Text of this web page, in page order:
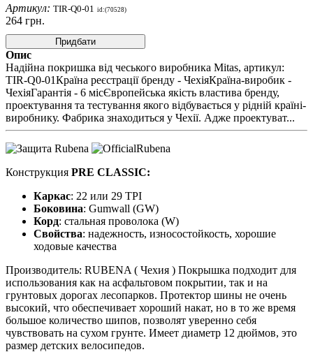
Артикул: TIR-Q0-01 id:(70528)
264 грн.
Придбати
Опис
Надійна покришка від чеського виробника Mitas, артикул:
TIR-Q0-01Країна реєстрації бренду - ЧехіяКраїна-виробик -
ЧехіяГарантія - 6 місЄвропейська якість властива бренду,
проектування та тестування якого відбувається у рідній країні-
виробнику. Фабрика знаходиться у Чехії. Адже проектуват...
Конструкция PRE CLASSIC:
Каркас: 22 или 29 TPI
Боковина: Gumwall (GW)
Корд: стальная проволока (W)
Свойства: надежность, износостойкость, хорошие
ходовые качества
Производитель: RUBENA ( Чехия ) Покрышка подходит для
использования как на асфальтовом покрытии, так и на
грунтовых дорогах лесопарков. Протектор шины не очень
высокий, что обеспечивает хороший накат, но в то же время
большое количество шипов, позволят уверенно себя
чувствовать на сухом грунте. Имеет диаметр 12 дюймов, это
размер детских велосипедов.